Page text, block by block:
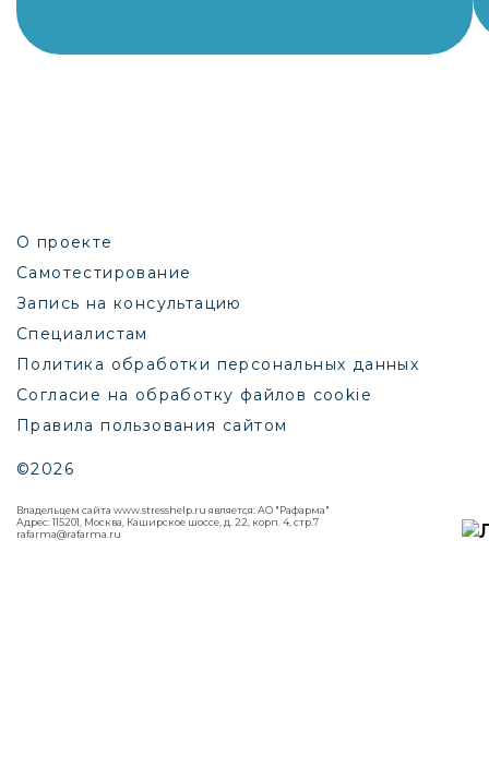
О проекте
Самотестирование
Запись на консультацию
Специалистам
Политика обработки персональных данных
Согласие на обработку файлов cookie
Правила пользования сайтом
©2026
Владельцем сайта www.stresshelp.ru является: АО "Рафарма"
Адрес: 115201, Москва, Каширское шоссе, д. 22, корп. 4, стр.7
rafarma@rafarma.ru